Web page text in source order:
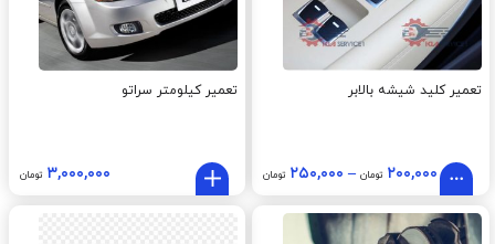
تعمیر کلید شیشه بالابر
۲۰۰,۰۰۰ تومان– ۲۵۰,۰۰۰ تومان
تعمیر کیلومتر سراتو
۳,۰۰۰,۰۰۰ تومان